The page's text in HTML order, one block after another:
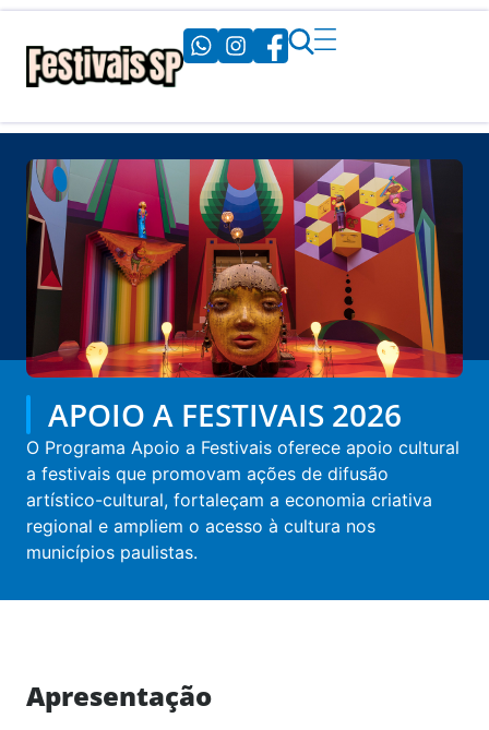
APOIO A FESTIVAIS 2026
O Programa Apoio a Festivais oferece apoio cultural
a festivais que promovam ações de difusão
artístico-cultural, fortaleçam a economia criativa
regional e ampliem o acesso à cultura nos
municípios paulistas.
Apresentação